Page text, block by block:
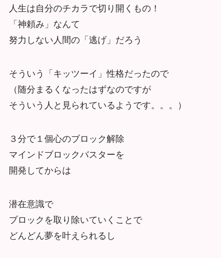
人生は自分のチカラで切り開くもの！
「神頼み」なんて
努力しない人間の「逃げ」だろう
そういう「キッツーイ」性格だったので
（随分まるくなったはずなのですが
そういう人と見られているようです。。。）
３分で１個心のブロック解除
マインドブロックバスターを
開発してからは
潜在意識で
ブロックを取り除いていくことで
どんどん夢を叶えられるし